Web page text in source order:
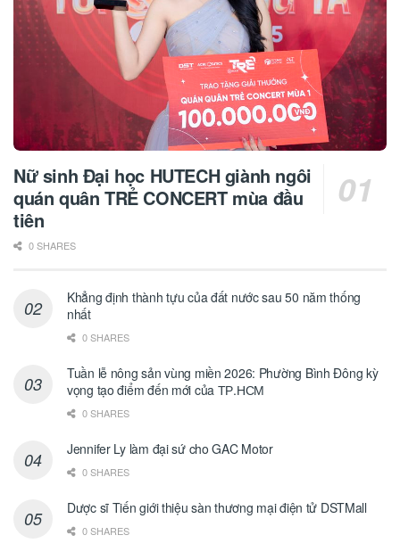
Nữ sinh Đại học HUTECH giành ngôi
quán quân TRẺ CONCERT mùa đầu
tiên
0 SHARES
Khẳng định thành tựu của đất nước sau 50 năm thống
nhất
0 SHARES
Tuần lễ nông sản vùng miền 2026: Phường Bình Đông kỳ
vọng tạo điểm đến mới của ТР.НСМ
0 SHARES
Jennifer Ly làm đại sứ cho GAC Motor
0 SHARES
Dược sĩ Tiến giới thiệu sàn thương mại điện tử DSTMall
0 SHARES